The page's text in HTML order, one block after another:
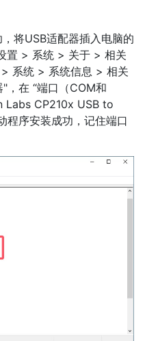
将USB适配器插入电脑的
置 > 系统 > 关于 > 相关
系统 > 系统信息 > 相关
，在 “端口（COM和
Labs CP210x USB to
程序安装成功，记住端口